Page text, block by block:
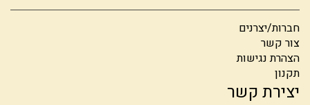
חברות/יצרנים
צור קשר
הצהרת נגישות
תקנון
יצירת קשר